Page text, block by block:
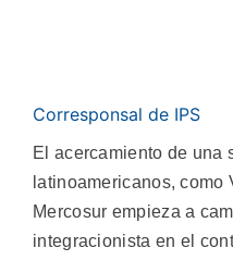
Corresponsal de IPS
El acercamiento de una
latinoamericanos, como
Mercosur empieza a
integracionista en el